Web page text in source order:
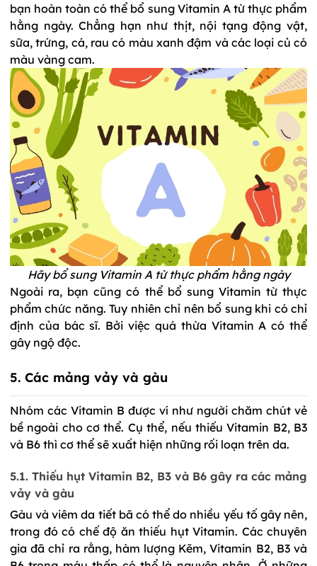
bạn hoàn toàn có thể bổ sung Vitamin A từ thực phẩm
hằng ngày. Chẳng hạn như thịt, nội tạng động vật,
sữa, trứng, cá, rau có màu xanh đậm và các loại củ có
màu vàng cam.
Hãy bổ sung Vitamin A từ thực phẩm hằng ngày
Ngoài ra, bạn cũng có thể bổ sung Vitamin từ thực
phẩm chức năng. Tuy nhiên chỉ nên bổ sung khi có chỉ
định của bác sĩ. Bởi việc quá thừa Vitamin A có thể
gây ngộ độc.
5. Các mảng vảy và gàu
Nhóm các Vitamin B được ví như người chăm chút vẻ
bề ngoài cho cơ thể. Cụ thể, nếu thiếu Vitamin B2, B3
và B6 thì cơ thể sẽ xuất hiện những rối loạn trên da.
5.1. Thiếu hụt Vitamin B2, B3 và B6 gây ra các mảng
vảy và gàu
Gàu và viêm da tiết bã có thể do nhiều yếu tố gây nên,
trong đó có chế độ ăn thiếu hụt Vitamin. Các chuyên
gia đã chỉ ra rằng, hàm lượng Kẽm, Vitamin B2, B3 và